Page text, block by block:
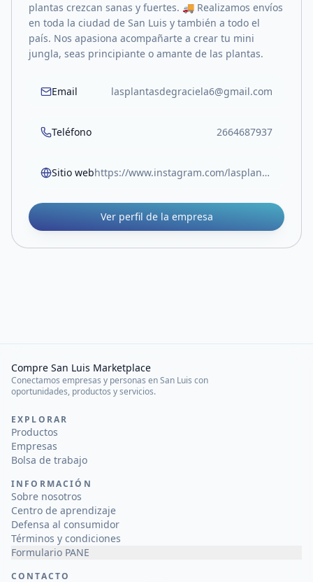
plantas crezcan sanas y fuertes. 🚚 Realizamos envíos
en toda la ciudad de San Luis y también a todo el
país. Nos apasiona acompañarte a crear tu mini
jungla, seas principiante o amante de las plantas.
Email lasplantasdegraciela6@gmail.com
Teléfono 2664687937
Sitio web https://www.instagram.com/lasplantasdegraciela/
Ver perfil de la empresa
Compre San Luis Marketplace
Conectamos empresas y personas en San Luis con
oportunidades, productos y servicios.
EXPLORAR
Productos
Empresas
Bolsa de trabajo
INFORMACIÓN
Sobre nosotros
Centro de aprendizaje
Defensa al consumidor
Términos y condiciones
Formulario PANE
CONTACTO